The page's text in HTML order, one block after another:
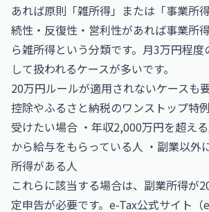
あれば原則「雑所得」または「事業所
続性・反復性・営利性があれば事業所
ら雑所得という分類です。月3万円程度
して扱われるケースが多いです。
20万円ルールが適用されないケースも
控除やふるさと納税のワンストップ特
受けたい場合 ・年収2,000万円を超え
から給与をもらっている人 ・副業以外
所得がある人
これらに該当する場合は、副業所得が
定申告が必要です。e-Tax公式サイト（